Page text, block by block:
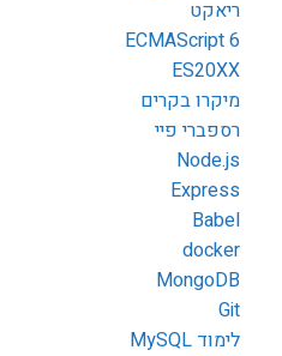
ריאקט
ECMAScript 6
ES20XX
מיקרו בקרים
רספברי פיי
Node.js
Express
Babel
docker
MongoDB
Git
לימוד MySQL